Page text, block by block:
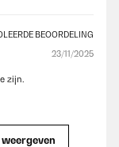
BEOORDELING
23/11/2025
zijn.